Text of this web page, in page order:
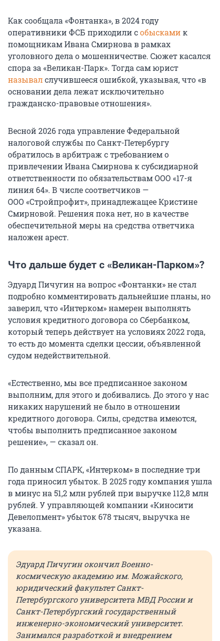
Как сообщала «Фонтанка», в 2024 году
оперативники ФСБ приходили собыскамик
помощникам Ивана Смирнова в рамках
уголовного дела о мошенничестве. Сюжет касался
спора за «Великан-Парк». Тогда сам юрист
называлслучившееся ошибкой, указывая, что «в
основании дела лежат исключительно
гражданско-правовые отношения».
Весной 2026 года управление Федеральной
налоговой службы по Санкт-Петербургу
обратилось в арбитраж с требованием о
привлечении Ивана Смирнова к субсидиарной
ответственности по обязательствам ООО «17-я
линия 64». В числе соответчиков —
ООО «Стройпрофит», принадлежащее Кристине
Смирновой. Решения пока нет, но в качестве
обеспечительной меры на средства ответчика
наложен арест.
Что дальше будет с «Великан-Парком»?
Эдуард Пичугин на вопрос «Фонтанки» не стал
подробно комментировать дальнейшие планы, но
заверил, что «Интерком» намерен выполнять
условия кредитного договора со Сбербанком,
который теперь действует на условиях 2022 года,
то есть до момента сделки цессии, объявленной
судом недействительной.
«Естественно, мы все предписанное законом
выполним, для этого и добивались. До этого у нас
никаких нарушений не было в отношении
кредитного договора. Силы, средства имеются,
чтобы выполнить предписанное законом
решение», — сказал он.
По данным СПАРК, «Интерком» в последние три
года приносил убыток. В 2025 году компания ушла
в минус на51,2 млнрублей при выручке 112,8 млн
рублей. У управляющей компании «Киносити
Девелопмент» убыток 678 тысяч, выручка не
указана.
Эдуард Пичугин окончил Военно-
космическую академиюим. Можайского,
юридический факультет Санкт-
Петербургского университета МВД России и
Санкт-Петербургский государственный
инженерно-экономический университет.
Занимался разработкой и внедрением